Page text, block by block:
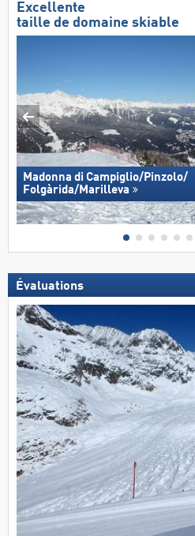
Excellente
taille de domaine skiable
Madonna di Campiglio/​Pinzolo/​
Folgàrida/​Marilleva
Évaluations